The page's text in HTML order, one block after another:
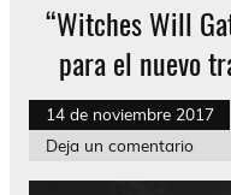
“Witches Will
para el nuevo
14 de noviembre 2017
Deja un comentario